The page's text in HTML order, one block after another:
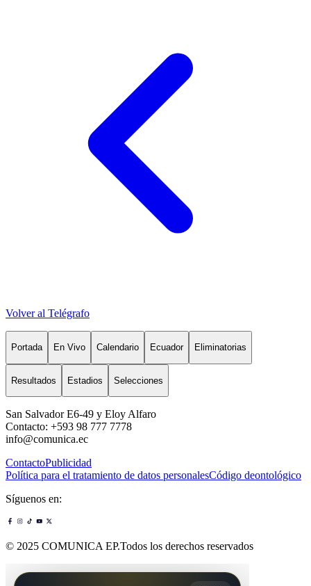
Volver al Telégrafo
Portada En Vivo Calendario Ecuador Eliminatorias
Resultados Estadios Selecciones
San Salvador E6-49 y Eloy Alfaro
Contacto: +593 98 777 7778
info@comunica.ec
ContactoPublicidad
Política para el tratamiento de datos personalesCódigo deontológico
Síguenos en:
© 2025 COMUNICA EP.Todos los derechos reservados